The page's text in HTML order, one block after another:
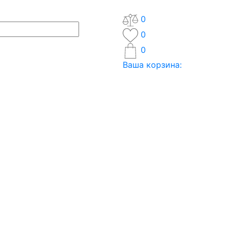
0
0
0
Ваша корзина: